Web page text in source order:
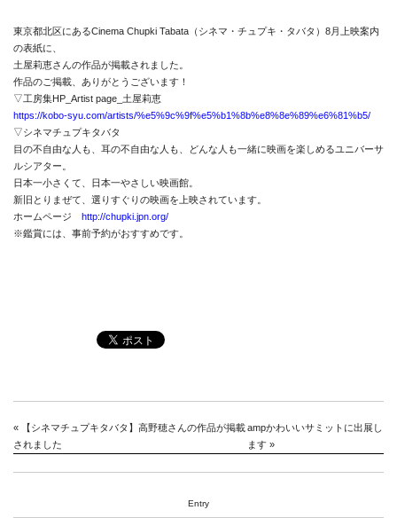
News
About
Instagram
東京都北区にあるCinema Chupki Tabata（シネマ・チュプキ・タバタ）8月上映案内
の表紙に、
土屋莉恵さんの作品が掲載されました。
作品のご掲載、ありがとうございます！
▽工房集HP_Artist page_土屋莉恵
https://kobo-syu.com/artists/%e5%9c%9f%e5%b1%8b%e8%8e%89%e6%81%b5/
▽シネマチュプキタバタ
目の不自由な人も、耳の不自由な人も、どんな人も一緒に映画を楽しめるユニバーサ
ルシアター。
日本一小さくて、日本一やさしい映画館。
新旧とりまぜて、選りすぐりの映画を上映されています。
ホームページ http://chupki.jpn.org/
※鑑賞には、事前予約がおすすめです。
«
【シネマチュプキタバタ】高野穂さんの作品が掲載
されました
ampかわいいサミットに出展し
ます »
Entry